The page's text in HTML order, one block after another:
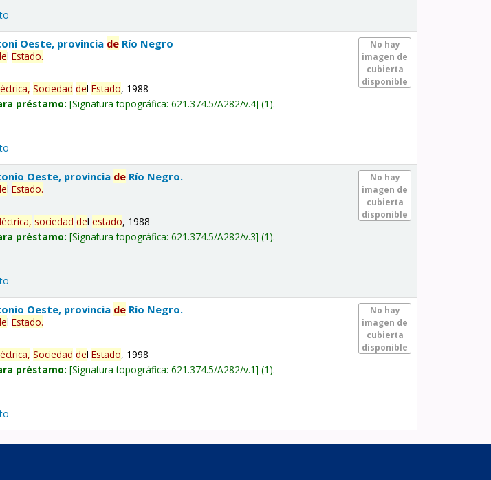
No hay
imagen de
cubierta
disponible
Oeste, provincia de Río Negro
lEstado.
Sociedad delEstado, 1988
préstamo: Signatura topográfica:621.374.5/A282/v.4 (1).
No hay
imagen de
cubierta
disponible
Oeste, provincia de Río Negro.
lEstado.
sociedad delestado, 1988
préstamo: Signatura topográfica:621.374.5/A282/v.3 (1).
No hay
imagen de
cubierta
disponible
Oeste, provincia de Río Negro.
lEstado.
Sociedad delEstado, 1998
préstamo: Signatura topográfica:621.374.5/A282/v.1 (1).